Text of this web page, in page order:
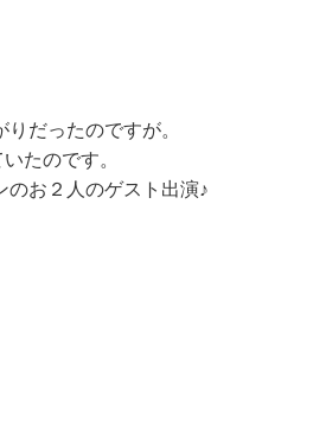
だったのですが。
たのです。
のお２人のゲスト出演♪